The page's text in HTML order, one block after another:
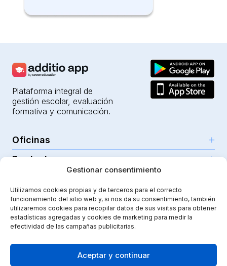
Gestionar consentimiento
Utilizamos cookies propias y de terceros para el correcto
funcionamiento del sitio web y, si nos da su consentimiento, también
utilizaremos cookies para recopilar datos de sus visitas para obtener
estadísticas agregadas y cookies de marketing para medir la
efectividad de las campañas publicitarias.
Aceptar y continuar
Plataforma integral de
gestión escolar, evaluación
formativa y comunicación.
Oficinas
C/Emili Grahit, 91
Edifici Monturiol
Planta 1, oficina C01-02
17003 Girona
Proyecto impulsado con el Programa
Productos
Para docentes
Para centros públicos
Para centros privados
Funcionalidades
Tutoriales y ayuda
Seguridad
Seguridad y privacidad
Política de calidad